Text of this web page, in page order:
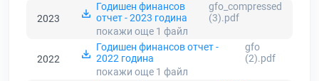
2023
Годишен финансов
отчет - 2023 година
gfo_compressed
(3).pdf
покажи още 1 файл
2022
Годишен финансов отчет -
2022 година
gfo
(2).pdf
покажи още 1 файл